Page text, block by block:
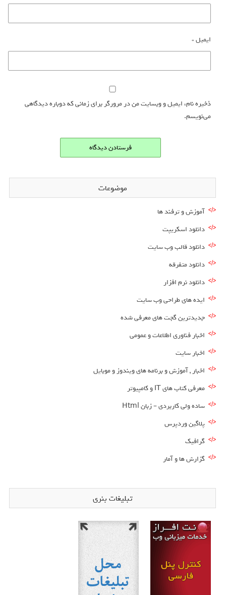
ایمیل*
ذخیره نام، ایمیل و وبسایت من در مرورگر برای زمانی که دوباره دیدگاهی
می‌نویسم.
موضوعات
آموزش و ترفند ها
دانلود اسکریپت
دانلود قالب وب سایت
دانلود متفرقه
دانلود نرم افزار
ایده های طراحی وب سایت
جدیدترین گجت های معرفی شده
اخبار فناوری اطلاعات و عمومی
اخبار سایت
اخبار , آموزش و برنامه های ویندوز و موبایل
معرفی کتاب های IT و کامپیوتر
ساده ولی کاربردی – زبان Html
پلاگین وردپرس
گرافیک
گزارش ها و آمار
تبلیغات بنری